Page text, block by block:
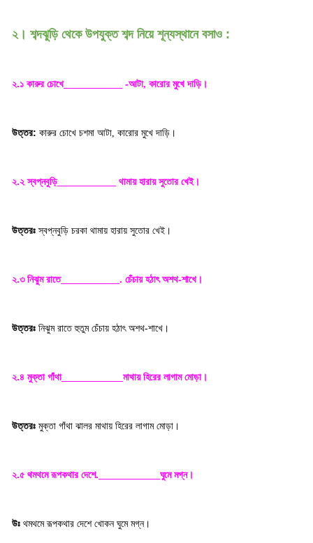
২। শব্দঝুড়ি থেকে উপযুক্ত শব্দ নিয়ে শূন্যস্থানে বসাও :
২.১ কারুর চোখে -আটা, কারোর মুখে দাড়ি।
উত্তর: কারুর চোখে চশমা আটা, কারোর মুখে দাড়ি ।
২.২ স্বপ্নবুড়ি থামায় হারায় সুতোর খেই।
উত্তরঃ স্বপ্নবুড়ি চরকা থামায় হারায় সুতোর খেই ।
২.৩ নিঝুম রাতে . চেঁচায় হঠাৎ অশথ-শাখে ।
উত্তরঃ নিঝুম রাতে হুতুম চেঁচায় হঠাৎ অশথ-শাখে।
২.৪ মুক্তা গাঁথা মাথায় হিরের লাগাম মোড়া।
উত্তরঃ মুক্তা গাঁথা ঝালর মাথায় হিরের লাগাম মোড়া ।
২.৫ থমথমে রূপকথার দেশে. ঘুমে মগ্ন।
উঃ থমথমে রূপকথার দেশে খোকন ঘুমে মগ্ন।